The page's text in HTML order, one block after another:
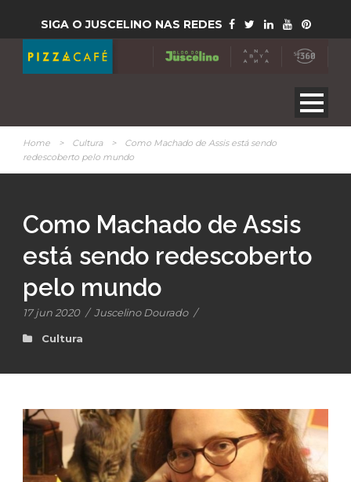
SIGA O JUSCELINO NAS REDES
Home > Cultura >
Como Machado de Assis está sendo
redescoberto pelo mundo
Como Machado de Assis
está sendo redescoberto
pelo mundo
17 jun 2020 / Juscelino Dourado /
Cultura